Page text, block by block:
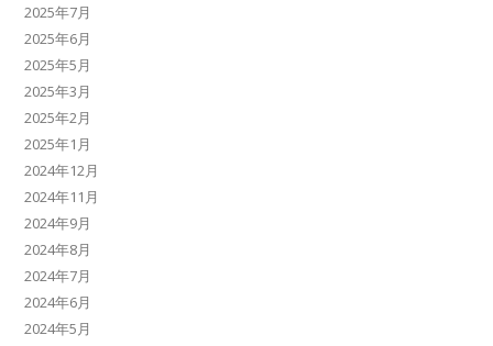
2025年7月
2025年6月
2025年5月
2025年3月
2025年2月
2025年1月
2024年12月
2024年11月
2024年9月
2024年8月
2024年7月
2024年6月
2024年5月